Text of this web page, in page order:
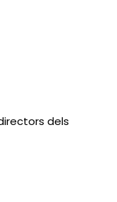
dels